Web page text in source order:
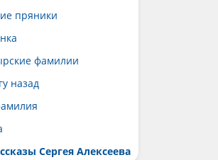
пряники
фамилии
назад
Сергея Алексеева